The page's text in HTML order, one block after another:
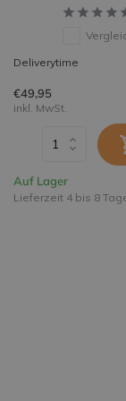
Deliverytime
€49,95
inkl. MwSt.
Auf Lager
Lieferzeit 4 bis 8